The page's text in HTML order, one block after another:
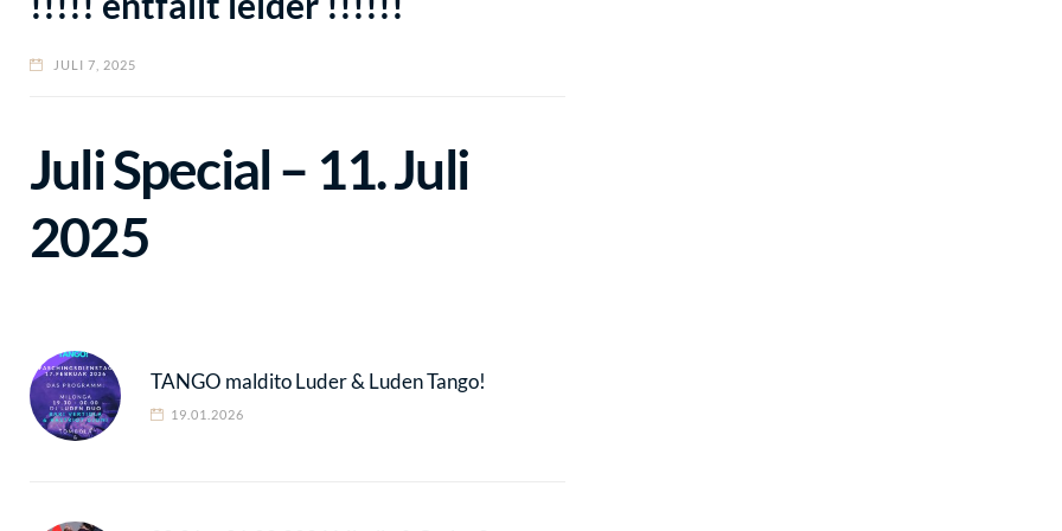
JULI 7, 2025
Juli Special – 11. Juli
2025
TANGO maldito Luder & Luden Tango!
19.01.2026